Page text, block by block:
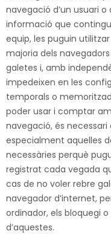
navegació d’un usuari
informació que
equip, les puguin
majoria dels
galetes i, amb
impedeixen en les
temporals o
poder usar i comptar
navegació, és
especialment aquelles
necessàries perquè
registrat cada vegada
cas de no voler rebre
navegador d’internet,
ordinador, els bloquegi o
d’aquestes.